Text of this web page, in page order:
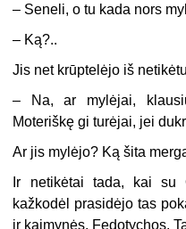
– Seneli, o tu kada nors
– Ką?..
Jis net krūptelėjo iš
–
Na, ar mylėjai,
Moteriškę gi turėjai, jei
Ar jis mylėjo? Ką šita
Ir netikėtai tada, kai su
kažkodėl prasidėjo tas
ir kaimynės, Fedotychos.